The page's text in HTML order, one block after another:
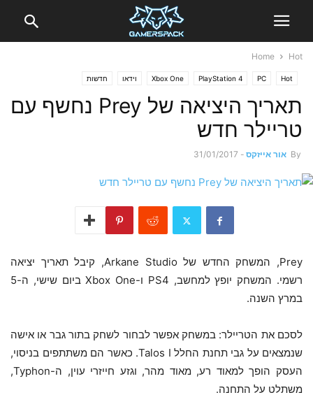
Home Hot
Hot
PC
PlayStation 4
Xbox One וידאו חדשות
תאריך היציאה של Prey נחשף עם
טריילר חדש
By אור אייזקס -
31/01/2017
Prey, המשחק החדש של Arkane Studio, קיבל תאריך יציאה
רשמי. המשחק יופץ למחשב, PS4 ו-Xbox One ביום שישי, ה-5
במרץ השנה.
לסכם את הטריילר: במשחק אפשר לבחור לשחק בתור גבר או אישה
שנמצאים על גבי תחנת החלל Talos I. כאשר הם משתתפים בניסוי,
העסק הופך למאוד רע, מאוד מהר, וגזע חייזרי עוין, ה-Typhon,
משתלט על התחנה.